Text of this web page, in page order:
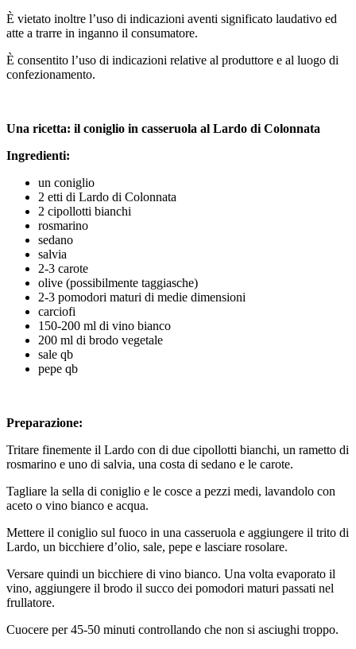
È vietato inoltre l’uso di indicazioni aventi significato laudativo ed
atte a trarre in inganno il consumatore.
È consentito l’uso di indicazioni relative al produttore e al luogo di
confezionamento.
Una ricetta: il coniglio in casseruola al Lardo di Colonnata
Ingredienti:
un coniglio
2 etti di Lardo di Colonnata
2 cipollotti bianchi
rosmarino
sedano
salvia
2-3 carote
olive (possibilmente taggiasche)
2-3 pomodori maturi di medie dimensioni
carciofi
150-200 ml di vino bianco
200 ml di brodo vegetale
sale qb
pepe qb
Preparazione:
Tritare finemente il Lardo con di due cipollotti bianchi, un rametto di
rosmarino e uno di salvia, una costa di sedano e le carote.
Tagliare la sella di coniglio e le cosce a pezzi medi, lavandolo con
aceto o vino bianco e acqua.
Mettere il coniglio sul fuoco in una casseruola e aggiungere il trito di
Lardo, un bicchiere d’olio, sale, pepe e lasciare rosolare.
Versare quindi un bicchiere di vino bianco. Una volta evaporato il
vino, aggiungere il brodo il succo dei pomodori maturi passati nel
frullatore.
Cuocere per 45-50 minuti controllando che non si asciughi troppo.